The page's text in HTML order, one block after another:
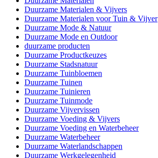
Duurzame Materialen & Vijvers
Duurzame Materialen voor Tuin & Vijver
Duurzame Mode & Natuur
Duurzame Mode en Outdoor
duurzame producten
Duurzame Productkeuzes
Duurzame Stadsnatuur
Duurzame Tuinbloemen
Duurzame Tuinen
Duurzame Tuinieren
Duurzame Tuinmode
Duurzame Vijvervissen
Duurzame Voeding & Vijvers
Duurzame Voeding en Waterbeheer
Duurzame Waterbeheer
Duurzame Waterlandschappen
Duurzame Werkgelegenheid